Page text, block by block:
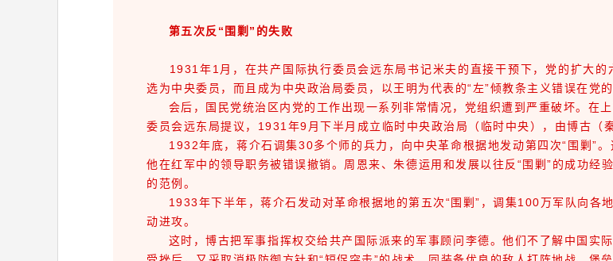
第五次反“围剿”的失败
1931年1月，在共产国际执行委员会远东局书记米夫的直接干预下，党的扩大的
选为中央委员，而且成为中央政治局委员，以王明为代表的“左”倾教条主义错误在党
会后，国民党统治区内党的工作出现一系列非常情况，党组织遭到严重破坏。在
委员会远东局提议，1931年9月下半月成立临时中央政治局（临时中央），由博古（
1932年底，蒋介石调集30多个师的兵力，向中央革命根据地发动第四次“围剿”。
他在红军中的领导职务被错误撤销。周恩来、朱德运用和发展以往反“围剿”的成功经
的范例。
1933年下半年，蒋介石发动对革命根据地的第五次“围剿”，调集100万军队向各
动进攻。
这时，博古把军事指挥权交给共产国际派来的军事顾问李德。他们不了解中国实